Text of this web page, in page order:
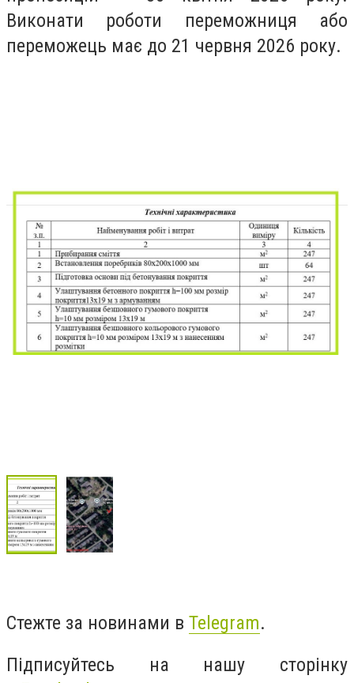
Виконати роботи переможниця або
переможець має до 21 червня 2026 року.
Стежте за новинами в Telegram.
Підписуйтесь на нашу сторінку